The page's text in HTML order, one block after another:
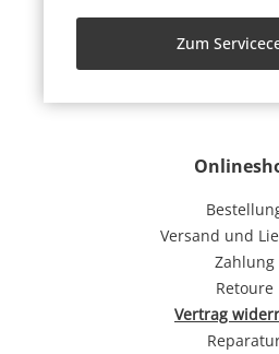
Versand und
Zahlung
Retoure
Vertrag
Zum